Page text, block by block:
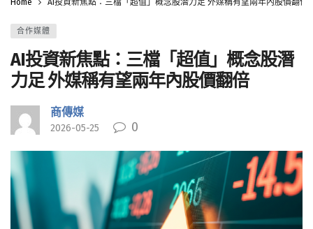
合作媒體
AI投資新焦點：三檔「超值」概念股潛
力足 外媒稱有望兩年內股價翻倍
商傳媒
2026-05-25 0